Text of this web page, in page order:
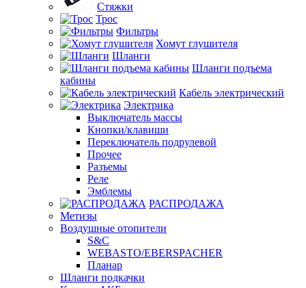
Стяжки
Трос
Фильтры
Хомут глушителя
Шланги
Шланги подъема
кабины
Кабель электрический
Электрика
Выключатель массы
Кнопки/клавиши
Переключатель подрулевой
Прочее
Разъемы
Реле
Эмблемы
РАСПРОДАЖА
Метизы
Воздушные отопители
S&C
WEBASTO/EBERSPACHER
Планар
Шланги подкачки